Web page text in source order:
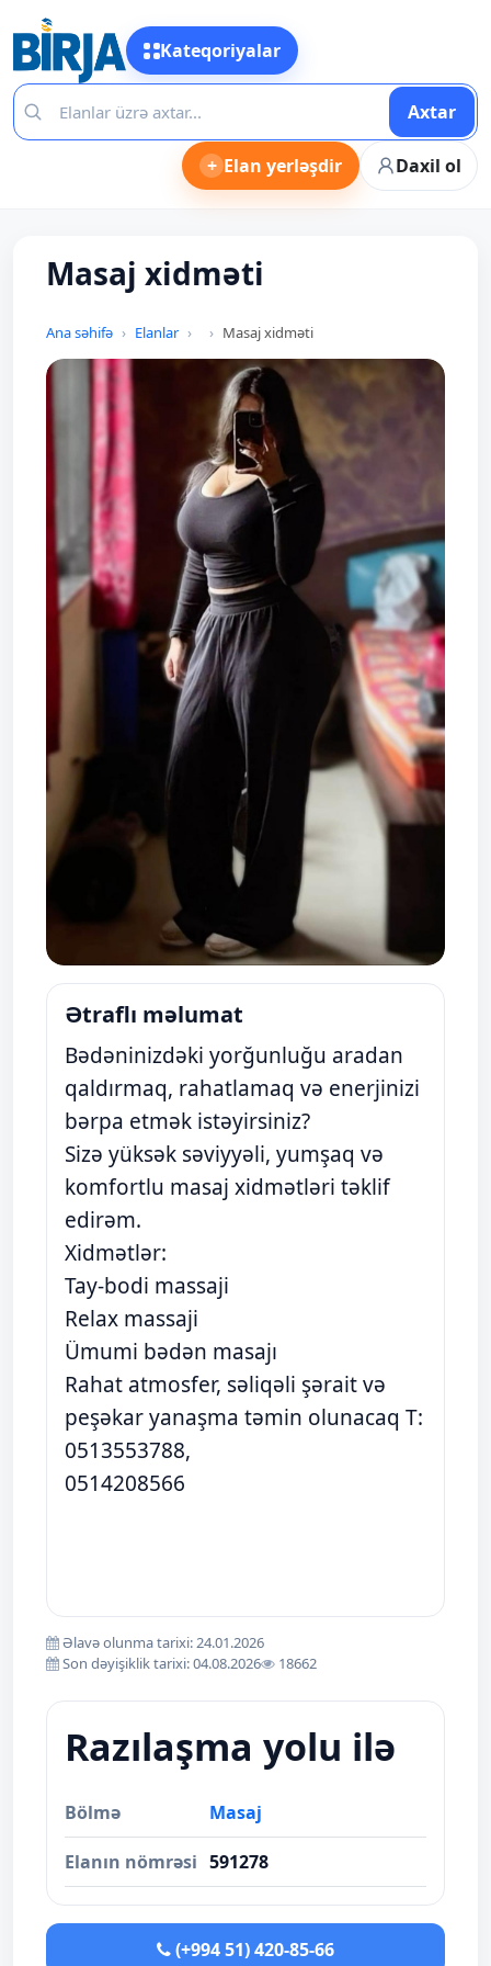
Kateqoriyalar
Axtar
+ Elan yerləşdir Daxil ol
Masaj xidməti
Ana səhifə Elanlar Masaj xidməti
Ətraflı məlumat
Bədəninizdəki yorğunluğu aradan
qaldırmaq, rahatlamaq və enerjinizi
bərpa etmək istəyirsiniz?
Sizə yüksək səviyyəli, yumşaq və
komfortlu masaj xidmətləri təklif
edirəm.
Xidmətlər:
Tay-bodi massaji
Relax massaji
Ümumi bədən masajı
Rahat atmosfer, səliqəli şərait və
peşəkar yanaşma təmin olunacaq T:
0513553788,
0514208566
Əlavə olunma tarixi: 24.01.2026
Son dəyişiklik tarixi: 04.08.2026
18662
Razılaşma yolu ilə
Bölmə Masaj
Elanın nömrəsi 591278
(+994 51) 420-85-66